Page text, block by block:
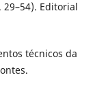
Editorial
técnicos da